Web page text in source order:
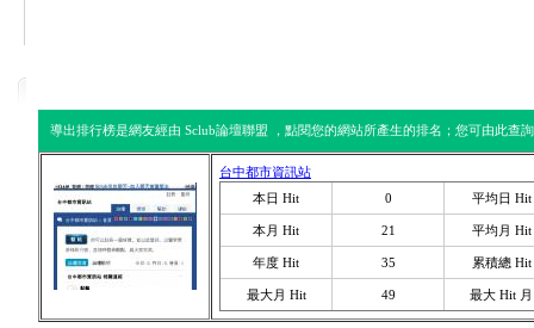
導出排行榜是網友經由 Sclub論壇聯盟 ，點閱您的網站所產生的排名；您可由此查
台中都市資訊站
本日 Hit
0 平均日 Hit
本月 Hit 21 平均月 Hit
年度 Hit 35 累積總 Hit
最大月 Hit 49 最大 Hit 月